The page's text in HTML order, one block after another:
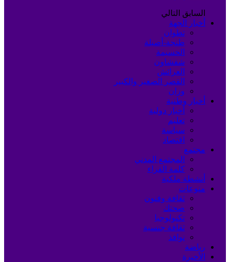
السابق التالي
أخبار الجهة
تطوان
طنجة-أصيلة
الحسيمة
شفشاون
العرائش
القصر الصغير والكبير
وزان
أخبار وطنية
أخبار دولية
تعليم
سياسة
اقتصاد
مجتمع
المجتمع المدني
كلمة القراء
أنشطة ملكية
منوعات
ثقافة وفنون
صحتك
تكنولوجيا
ثقافة جنسية
نوافذ
رياضة
الأخيرة